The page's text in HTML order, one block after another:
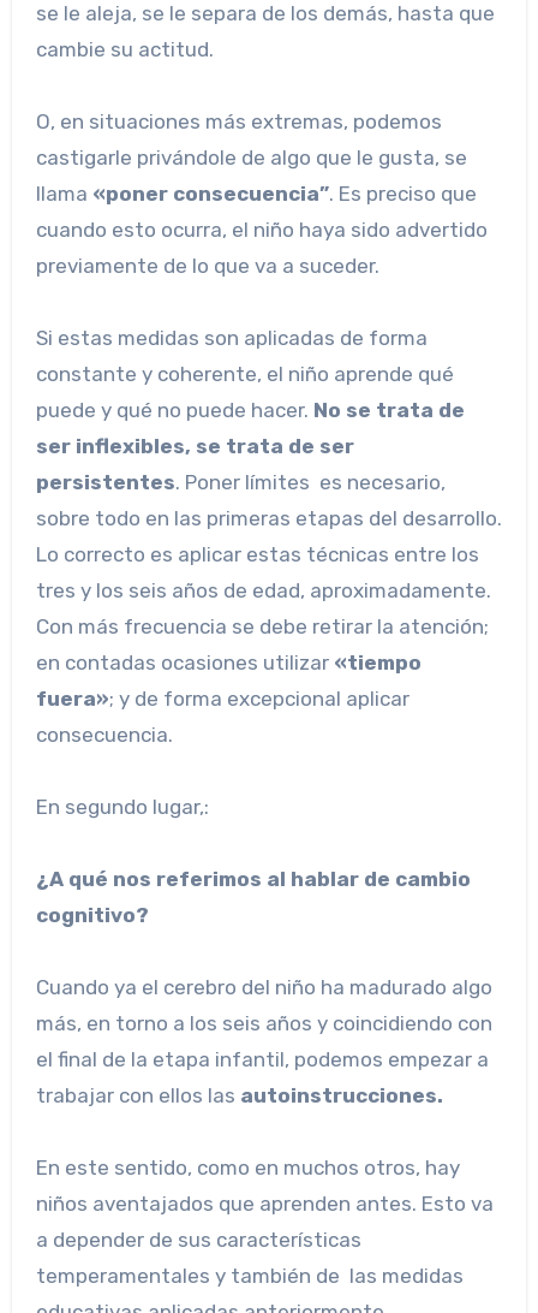
se le aleja, se le separa de los demás, hasta que
cambie su actitud.
O, en situaciones más extremas, podemos
castigarle privándole de algo que le gusta, se
llama «poner consecuencia”. Es preciso que
cuando esto ocurra, el niño haya sido advertido
previamente de lo que va a suceder.
Si estas medidas son aplicadas de forma
constante y coherente, el niño aprende qué
puede y qué no puede hacer. No se trata de
ser inflexibles, se trata de ser
persistentes. Poner límites es necesario,
sobre todo en las primeras etapas del desarrollo.
Lo correcto es aplicar estas técnicas entre los
tres y los seis años de edad, aproximadamente.
Con más frecuencia se debe retirar la atención;
en contadas ocasiones utilizar «tiempo
fuera»; y de forma excepcional aplicar
consecuencia.
En segundo lugar,:
¿A qué nos referimos al hablar de cambio
cognitivo?
Cuando ya el cerebro del niño ha madurado algo
más, en torno a los seis años y coincidiendo con
el final de la etapa infantil, podemos empezar a
trabajar con ellos las autoinstrucciones.
En este sentido, como en muchos otros, hay
niños aventajados que aprenden antes. Esto va
a depender de sus características
temperamentales y también de las medidas